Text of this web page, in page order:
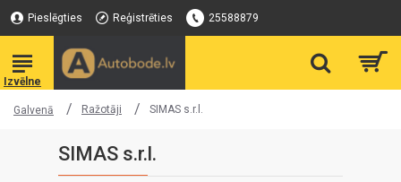
Pieslēgties Reģistrēties 25588879
Galvenā Ražotāji SIMAS s.r.l.
SIMAS s.r.l.